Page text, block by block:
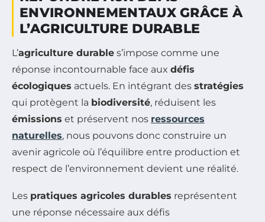
ENVIRONNEMENTAUX GRÂCE À
L’AGRICULTURE DURABLE
L’agriculture durable s’impose comme une
réponse incontournable face aux défis
écologiques actuels. En intégrant des stratégies
qui protègent la biodiversité, réduisent les
émissions et préservent nos ressources
naturelles, nous pouvons donc construire un
avenir agricole où l’équilibre entre production et
respect de l’environnement devient une réalité.
Les pratiques agricoles durables représentent
une réponse nécessaire aux défis